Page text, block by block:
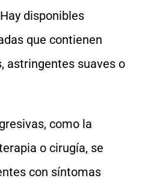
disponibles
que contienen
astringentes suaves o
como la
o cirugía, se
con síntomas